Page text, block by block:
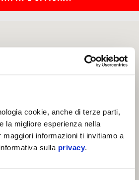
cookie, anche di terze parti,
la migliore esperienza nella
maggiori informazioni ti invitiamo a
sulla privacy